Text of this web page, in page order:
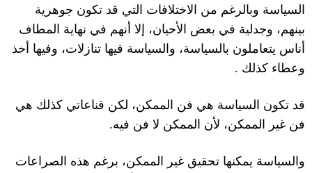
السياسة وبالرغم من الاختلافات التي قد تكون جوهرية
بينهم، وجدلية في بعض الأحيان، إلا أنهم في نهاية المطاف
أناس يتعاملون بالسياسة، والسياسة فيها تنازلات، وفيها أخذ
وعطاء كذلك .
قد تكون السياسة هي فن الممكن، لكن قناعاتي كذلك هي
فن غير الممكن، لأن الممكن لا فن فيه.
والسياسة يمكنها تحقيق غير الممكن، برغم هذه الصراعات